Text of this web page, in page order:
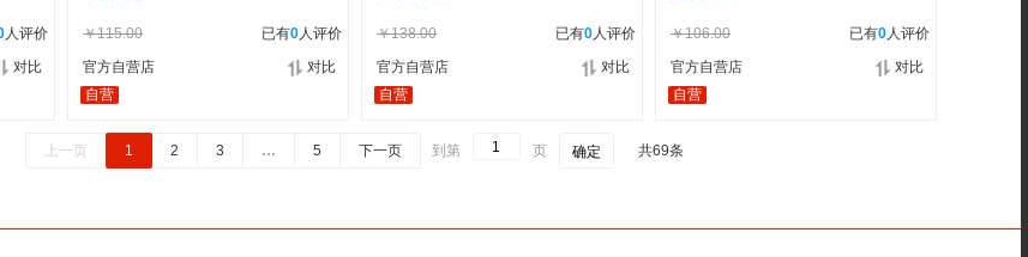
人评价
对比
￥115.00 已有0人评价
官方自营店
对比
自营
￥138.00 已有0人评价
官方自营店
对比
自营
￥106.00 已有0人评价
官方自营店
对比
自营
上一页 1 2 3 … 5 下一页 到第 页 确定 共69条